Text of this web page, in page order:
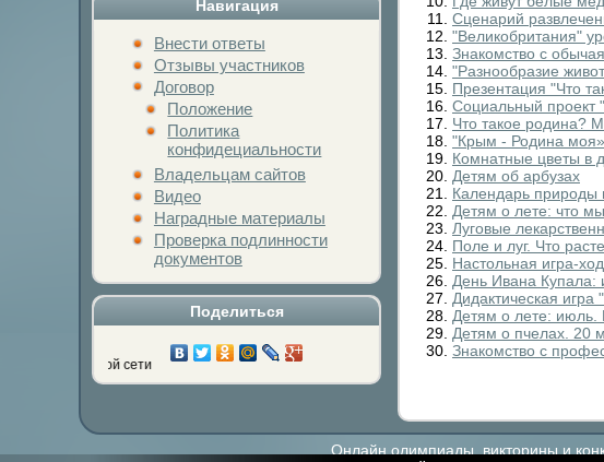
Навигация
Внести ответы
Отзывы участников
Договор
Положение
Политика
конфидециальности
Владельцам сайтов
Видео
Наградные материалы
Проверка подлинности
документов
Поделиться
социальной сети
Сценарий
"Великобритания"
Знакомство с
"Разнообразие
Презентация "Что
Социальный проект
Что такое родина?
"Крым - Родина моя»
Комнатные цветы в
Детям об арбузах
Календарь природы
Детям о лете: что
Луговые
Поле и луг. Что
Настольная игра-
День Ивана Купала:
Дидактическая игра
Детям о лете: июль.
Детям о пчелах. 20
Знакомство с
Онлайн олимпиады, викторины и